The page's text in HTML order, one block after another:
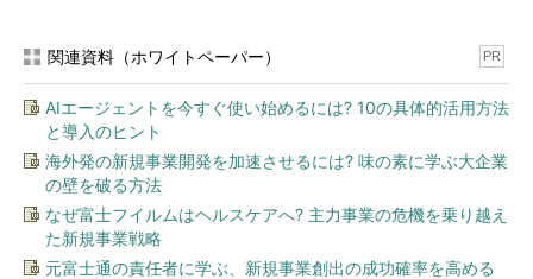
関連資料（ホワイトペーパー） PR
AIエージェントを今すぐ使い始めるには? 10の具体的活用方法
と導入のヒント
海外発の新規事業開発を加速させるには? 味の素に学ぶ大企業
の壁を破る方法
なぜ富士フイルムはヘルスケアへ? 主力事業の危機を乗り越え
た新規事業戦略
元富士通の責任者に学ぶ、新規事業創出の成功確率を高める